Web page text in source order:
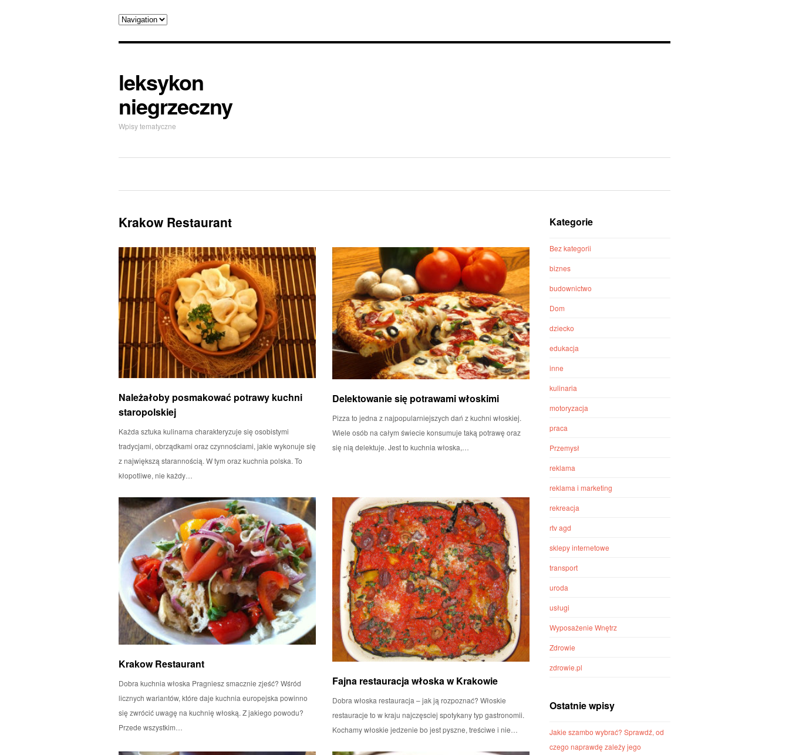
leksykon
niegrzeczny
Wpisy tematyczne
Krakow Restaurant
Należałoby posmakować potrawy kuchni
staropolskiej
Każda sztuka kulinarna charakteryzuje się osobistymi
tradycjami, obrządkami oraz czynnościami, jakie wykonuje się
z największą starannością. W tym oraz kuchnia polska. To
kłopotliwe, nie każdy…
Delektowanie się potrawami włoskimi
Pizza to jedna z najpopularniejszych dań z kuchni włoskiej.
Wiele osób na całym świecie konsumuje taką potrawę oraz
się nią delektuje. Jest to kuchnia włoska,…
Krakow Restaurant
Dobra kuchnia włoska Pragniesz smacznie zjeść? Wśród
licznych wariantów, które daje kuchnia europejska powinno
się zwrócić uwagę na kuchnię włoską. Z jakiego powodu?
Przede wszystkim…
Fajna restauracja włoska w Krakowie
Dobra włoska restauracja – jak ją rozpoznać? Włoskie
restauracje to w kraju najczęsciej spotykany typ gastronomii.
Kochamy włoskie jedzenie bo jest pyszne, treściwe i nie…
Kategorie
Bez kategorii
biznes
budownictwo
Dom
dziecko
edukacja
inne
kulinaria
motoryzacja
praca
Przemysł
reklama
reklama i marketing
rekreacja
rtv agd
sklepy internetowe
transport
uroda
usługi
Wyposażenie Wnętrz
Zdrowie
zdrowie.pl
Ostatnie wpisy
Jakie szambo wybrać? Sprawdź, od
czego naprawdę zależy jego